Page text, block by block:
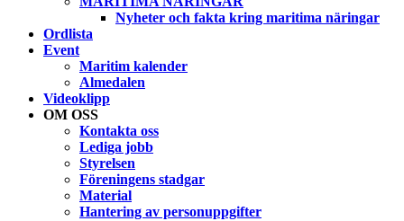
Nyheter och fakta kring maritima näringar
Ordlista
Event
Maritim kalender
Almedalen
Videoklipp
OM OSS
Kontakta oss
Lediga jobb
Styrelsen
Föreningens stadgar
Material
Hantering av personuppgifter